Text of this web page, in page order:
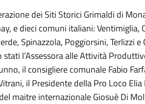
dei Siti Storici Grimaldi di
e dieci comuni italiani: Ventimiglia,
Spinazzola, Poggiorsini, Terlizzi
l’Assessora alle Attività
il consigliere comunale Fabio
il Presidente della Pro Loco
maitre internazionale Giosuè Di